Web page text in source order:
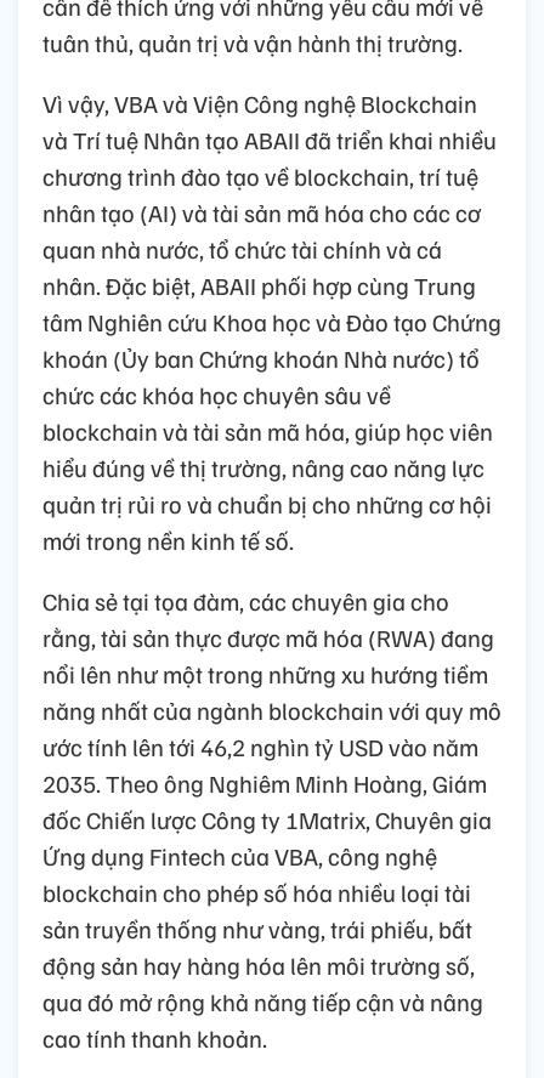
cần để thích ứng với những yêu cầu mới về
tuân thủ, quản trị và vận hành thị trường.
Vì vậy, VBA và Viện Công nghệ Blockchain
và Trí tuệ Nhân tạo ABAII đã triển khai nhiều
chương trình đào tạo về blockchain, trí tuệ
nhân tạo (AI) và tài sản mã hóa cho các cơ
quan nhà nước, tổ chức tài chính và cá
nhân. Đặc biệt, ABAII phối hợp cùng Trung
tâm Nghiên cứu Khoa học và Đào tạo Chứng
khoán (Ủy ban Chứng khoán Nhà nước) tổ
chức các khóa học chuyên sâu về
blockchain và tài sản mã hóa, giúp học viên
hiểu đúng về thị trường, nâng cao năng lực
quản trị rủi ro và chuẩn bị cho những cơ hội
mới trong nền kinh tế số.
Chia sẻ tại tọa đàm, các chuyên gia cho
rằng, tài sản thực được mã hóa (RWA) đang
nổi lên như một trong những xu hướng tiềm
năng nhất của ngành blockchain với quy mô
ước tính lên tới 46,2 nghìn tỷ USD vào năm
2035. Theo ông Nghiêm Minh Hoàng, Giám
đốc Chiến lược Công ty 1Matrix, Chuyên gia
Ứng dụng Fintech của VBA, công nghệ
blockchain cho phép số hóa nhiều loại tài
sản truyền thống như vàng, trái phiếu, bất
động sản hay hàng hóa lên môi trường số,
qua đó mở rộng khả năng tiếp cận và nâng
cao tính thanh khoản.